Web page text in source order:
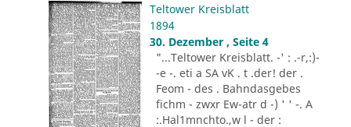
Teltower Kreisblatt
1894
30. Dezember , Seite 4
"...Teltower Kreisblatt. -' : .-r,:)-
-e -. eti a SA vK . t .der! der .
Feom - des . Bahndasgebes
fichm - zwxr Ew-atr d -) ' ' -. A
:.Hal1mnchto.,w l - der :